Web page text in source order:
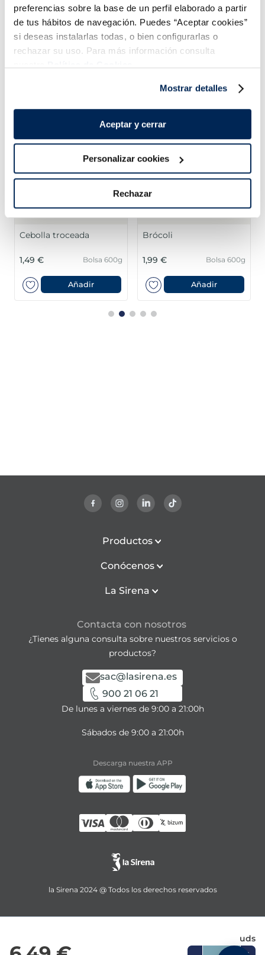
preferencias sobre la base de un perfil elaborado a partir
de tus hábitos de navegación. Puedes “Aceptar cookies”
si deseas instalarlas todas, o bien configurarlas o
rechazar su uso. Para más información consulta
Mostrar detalles
Aceptar y cerrar
Personalizar cookies
Rechazar
uds
¡Combínalo y hazte un menú de 10!
Cebolla troceada
1,49 € Bolsa 600g
Añadir
Brócoli
1,99 € Bolsa 600g
Añadir
Productos
Conócenos
La Sirena
Contacta con nosotros
¿Tienes alguna consulta sobre nuestros servicios o
productos?
sac@lasirena.es
900 21 06 21
De lunes a viernes de 9:00 a 21:00h
Sábados de 9:00 a 21:00h
Descarga nuestra APP
la Sirena 2024 @ Todos los derechos reservados